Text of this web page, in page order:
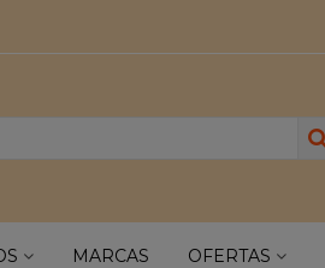
MARCAS OFERTAS